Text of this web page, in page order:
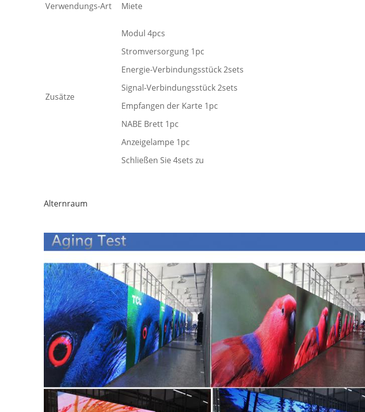
Verwendungs-Art Miete
Zusätze
Modul 4pcs
Stromversorgung 1pc
Energie-Verbindungsstück 2sets
Signal-Verbindungsstück 2sets
Empfangen der Karte 1pc
NABE Brett 1pc
Anzeigelampe 1pc
Schließen Sie 4sets zu
Alternraum